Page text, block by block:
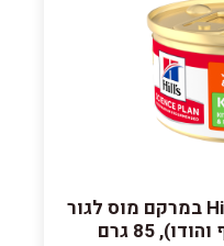
שימורי Hill's Science Plan במרקם מוס לגור
85 גרם